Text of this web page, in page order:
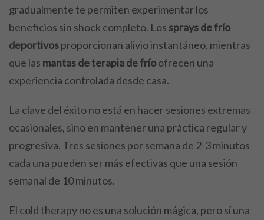
gradualmente te permiten experimentar los
beneficios sin shock completo. Los sprays de frío
deportivosproporcionan alivio instantáneo, mientras
que las mantas de terapia de fríoofrecen una
experiencia controlada desde casa.
La clave del éxito no está en hacer sesiones extremas
ocasionales, sino en mantener una práctica regular y
progresiva. Tres sesiones por semana de 2-3 minutos
cada una pueden ser más efectivas que una sesión
semanal de 10 minutos.
El cold therapy no es una solución mágica, pero sí una